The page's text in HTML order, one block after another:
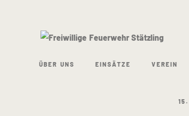
ÜBER UNS EINSÄTZE VEREIN